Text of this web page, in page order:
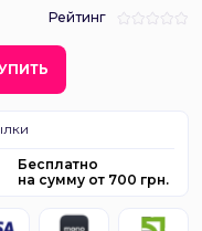
Рейтинг
Бесплатно
на сумму от 700 грн.